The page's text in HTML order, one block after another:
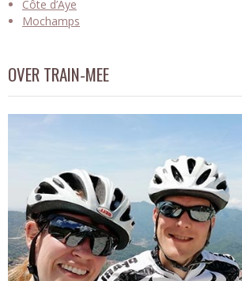
Côte d’Aye
Mochamps
OVER TRAIN-MEE